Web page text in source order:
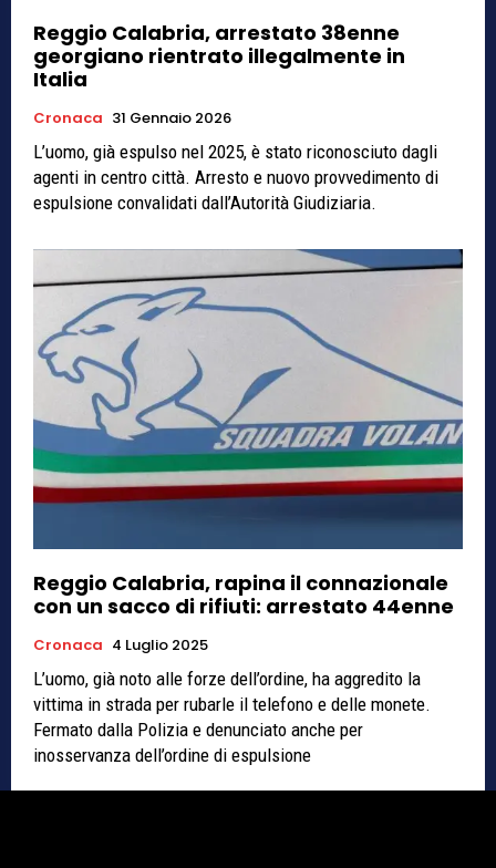
Reggio Calabria, arrestato 38enne
georgiano rientrato illegalmente in
Italia
Cronaca 31 Gennaio 2026
L’uomo, già espulso nel 2025, è stato riconosciuto dagli
agenti in centro città. Arresto e nuovo provvedimento di
espulsione convalidati dall’Autorità Giudiziaria.
Reggio Calabria, rapina il connazionale
con un sacco di rifiuti: arrestato 44enne
Cronaca 4 Luglio 2025
L’uomo, già noto alle forze dell’ordine, ha aggredito la
vittima in strada per rubarle il telefono e delle monete.
Fermato dalla Polizia e denunciato anche per
inosservanza dell’ordine di espulsione